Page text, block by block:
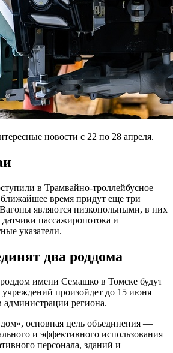
новости с 22 по 28 апреля.
в Трамвайно-троллейбусное
время придут еще три
являются низкопольными, в них
датчики пассажиропотока и
указатели.
два роддома
имени Семашко в Томске будут
произойдет до 15 июня
администрации региона.
основная цель объединения —
и эффективного использования
персонала, зданий и